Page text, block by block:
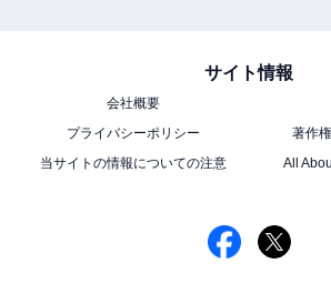
サイト情報
会社概要
プライバシーポリシー
著作
当サイトの情報についての注意
All